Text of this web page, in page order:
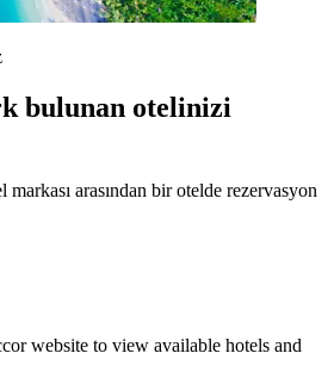
bulunan otelinizi
arasından bir otelde rezervasyon
website to view available hotels and